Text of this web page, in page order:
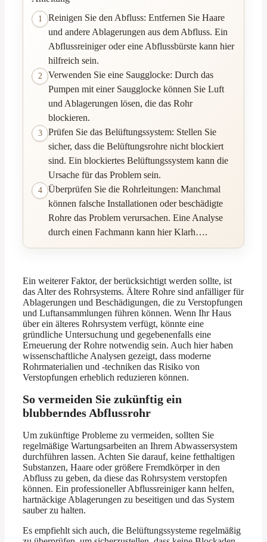
1
Reinigen Sie den Abfluss: Entfernen Sie Haare
und andere Ablagerungen aus dem Abfluss. Ein
Abflussreiniger oder eine Abflussbürste kann hier
hilfreich sein.
2
Verwenden Sie eine Saugglocke: Durch das
Pumpen mit einer Saugglocke können Sie Luft
und Ablagerungen lösen, die das Rohr
blockieren.
3
Prüfen Sie das Belüftungssystem: Stellen Sie
sicher, dass die Belüftungsrohre nicht blockiert
sind. Ein blockiertes Belüftungssystem kann die
Ursache für das Problem sein.
4
Überprüfen Sie die Rohrleitungen: Manchmal
können falsche Installationen oder beschädigte
Rohre das Problem verursachen. Eine Analyse
durch einen Fachmann kann hier Klarh….
Ein weiterer Faktor, der berücksichtigt werden sollte, ist
das Alter des Rohrsystems. Ältere Rohre sind anfälliger für
Ablagerungen und Beschädigungen, die zu Verstopfungen
und Luftansammlungen führen können. Wenn Ihr Haus
über ein älteres Rohrsystem verfügt, könnte eine
gründliche Untersuchung und gegebenenfalls eine
Erneuerung der Rohre notwendig sein. Auch hier haben
wissenschaftliche Analysen gezeigt, dass moderne
Rohrmaterialien und -techniken das Risiko von
Verstopfungen erheblich reduzieren können.
So vermeiden Sie zukünftig ein
blubberndes Abflussrohr
Um zukünftige Probleme zu vermeiden, sollten Sie
regelmäßige Wartungsarbeiten an Ihrem Abwassersystem
durchführen lassen. Achten Sie darauf, keine fetthaltigen
Substanzen, Haare oder größere Fremdkörper in den
Abfluss zu geben, da diese das Rohrsystem verstopfen
können. Ein professioneller Abflussreiniger kann helfen,
hartnäckige Ablagerungen zu beseitigen und das System
sauber zu halten.
Es empfiehlt sich auch, die Belüftungssysteme regelmäßig